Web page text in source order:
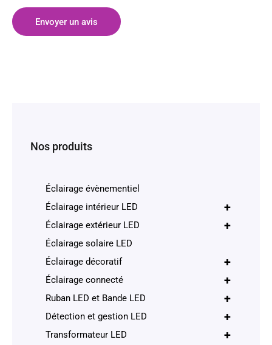
Envoyer un avis
Nos produits
Éclairage évènementiel
+
Éclairage intérieur LED
+
Éclairage extérieur LED
Éclairage solaire LED
+
Éclairage décoratif
+
Éclairage connecté
+
Ruban LED et Bande LED
+
Détection et gestion LED
+
Transformateur LED